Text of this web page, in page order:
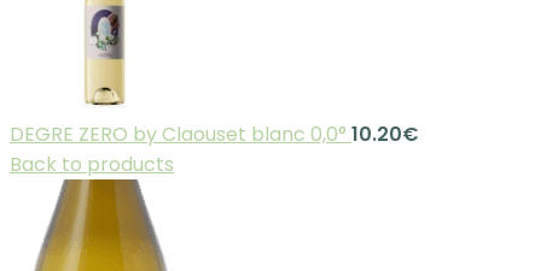
DEGRE ZERO by Claouset blanc 0,0° 10.20€
Back to products